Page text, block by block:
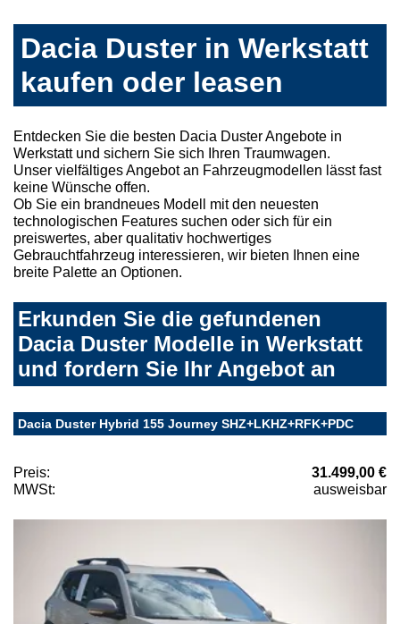
Dacia Duster in Werkstatt
kaufen oder leasen
Entdecken Sie die besten Dacia Duster Angebote in
Werkstatt und sichern Sie sich Ihren Traumwagen.
Unser vielfältiges Angebot an Fahrzeugmodellen lässt fast
keine Wünsche offen.
Ob Sie ein brandneues Modell mit den neuesten
technologischen Features suchen oder sich für ein
preiswertes, aber qualitativ hochwertiges
Gebrauchtfahrzeug interessieren, wir bieten Ihnen eine
breite Palette an Optionen.
Erkunden Sie die gefundenen
Dacia Duster Modelle in Werkstatt
und fordern Sie Ihr Angebot an
Dacia Duster Hybrid 155 Journey SHZ+LKHZ+RFK+PDC
Preis:
31.499,00 €
MWSt:
ausweisbar